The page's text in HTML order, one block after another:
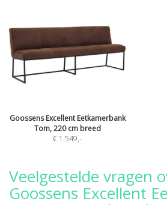
Goossens Excellent Eetkamerbank
Tom, 220 cm breed
€ 1.549,-
Veelgestelde vragen
Goossens Excellent